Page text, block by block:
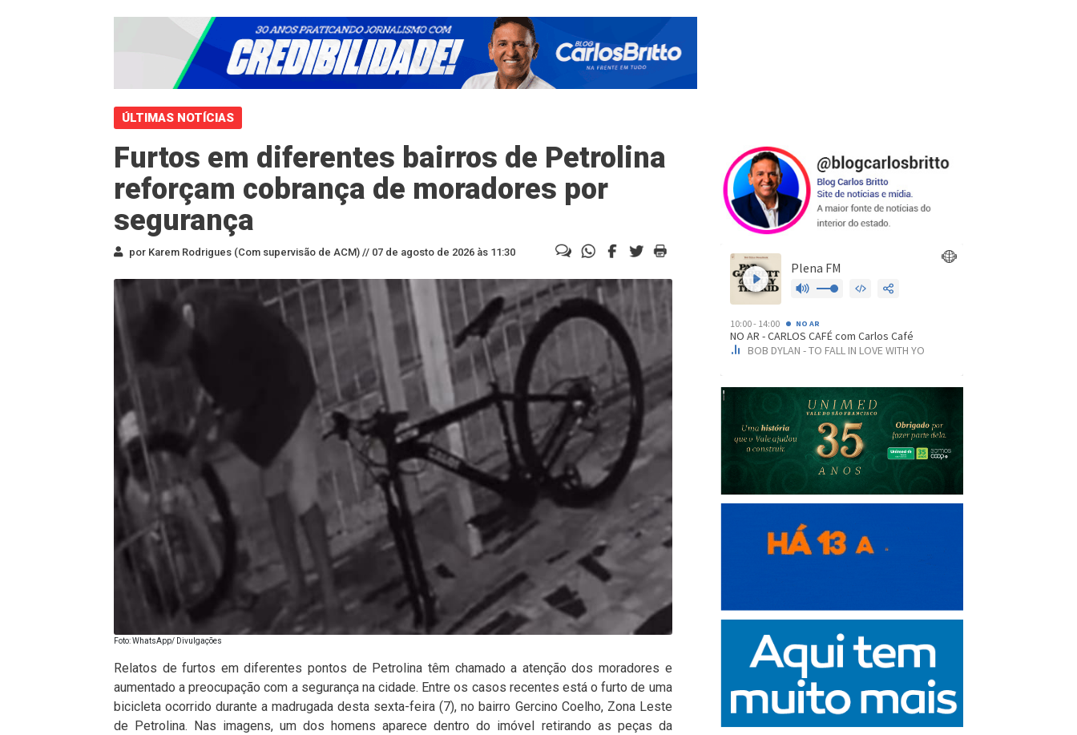
ÚLTIMAS NOTÍCIAS
Furtos em diferentes bairros de Petrolina
reforçam cobrança de moradores por
segurança
por Karem Rodrigues (Com supervisão de ACM) // 07 de agosto de 2026 às 11:30
Foto: WhatsApp/ Divulgações
Relatos de furtos em diferentes pontos de Petrolina têm chamado a atenção dos moradores e
aumentado a preocupação com a segurança na cidade. Entre os casos recentes está o furto de uma
bicicleta ocorrido durante a madrugada desta sexta-feira (7), no bairro Gercino Coelho, Zona Leste
de Petrolina. Nas imagens, um dos homens aparece dentro do imóvel retirando as peças da